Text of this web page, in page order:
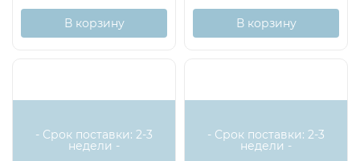
В корзину В корзину
- Срок поставки: 2-3
недели -
- Срок поставки: 2-3
недели -